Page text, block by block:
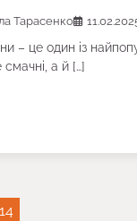
Тарасенко
– це один із
а й […]
14